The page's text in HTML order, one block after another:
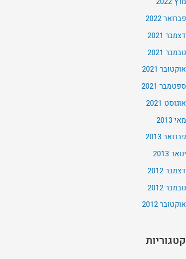
פברואר 2022
דצמבר 2021
נובמבר 2021
אוקטובר 2021
ספטמבר 2021
אוגוסט 2021
מאי 2013
פברואר 2013
ינואר 2013
דצמבר 2012
נובמבר 2012
אוקטובר 2012
קטגוריות